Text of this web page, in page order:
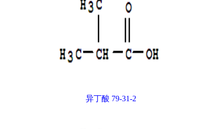
异丁酸 79-31-2